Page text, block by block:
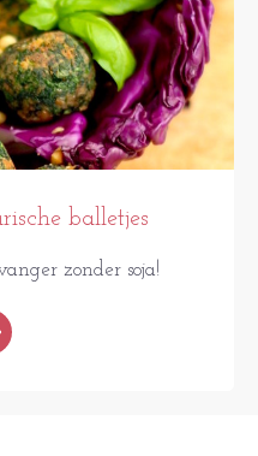
balletjes
zonder soja!